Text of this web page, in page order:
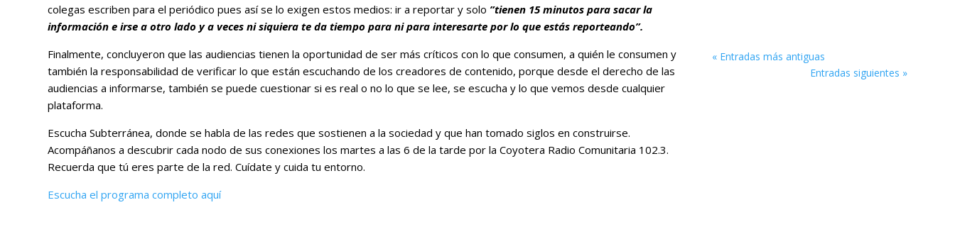
colegas escriben para el periódico pues así se lo exigen estos medios: ir a reportar y solo ”tienen 15 minutos para sacar la
información e irse a otro lado y a veces ni siquiera te da tiempo para ni para interesarte por lo que estás reporteando”.
Finalmente, concluyeron que las audiencias tienen la oportunidad de ser más críticos con lo que consumen, a quién le consumen y
también la responsabilidad de verificar lo que están escuchando de los creadores de contenido, porque desde el derecho de las
audiencias a informarse, también se puede cuestionar si es real o no lo que se lee, se escucha y lo que vemos desde cualquier
plataforma.
Escucha Subterránea, donde se habla de las redes que sostienen a la sociedad y que han tomado siglos en construirse.
Acompáñanos a descubrir cada nodo de sus conexiones los martes a las 6 de la tarde por la Coyotera Radio Comunitaria 102.3.
Recuerda que tú eres parte de la red. Cuídate y cuida tu entorno.
Escucha el programa completo aquí
« Entradas más antiguas
Entradas siguientes »